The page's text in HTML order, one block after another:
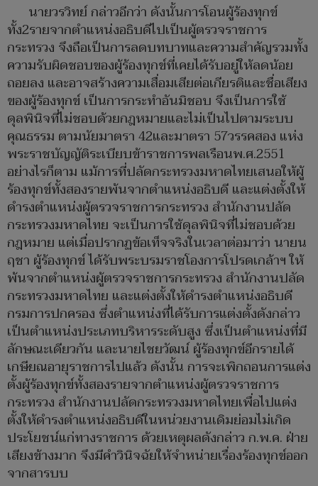
นายวรวิทย์ กล่าวอีกว่า ดังนั้นการโอนผู้ร้องทุกข์
ทั้ง2รายจากตำแหน่งอธิบดีไปเป็นผู้ตรวจราชการ
กระทรวง จึงถือเป็นการลดบทบาทและความสำคัญรวมทั้ง
ความรับผิดชอบของผู้ร้องทุกข์ที่เคยได้รับอยู่ให้ลดน้อย
ถอยลง และอาจสร้างความเสื่อมเสียต่อเกียรติและชื่อเสียง
ของผู้ร้องทุกข์ เป็นการกระทำอันมิชอบ จึงเป็นการใช้
ดุลพินิจที่ไม่ชอบด้วยกฎหมายและไม่เป็นไปตามระบบ
คุณธรรม ตามนัยมาตรา 42และมาตรา 57วรรคสอง แห่ง
พระราชบัญญัติระเบียบข้าราชการพลเรือนพ.ศ.2551
อย่างไรก็ตาม แม้การที่ปลัดกระทรวงมหาดไทยเสนอให้ผู้
ร้องทุกข์ทั้งสองรายพ้นจากตำแหน่งอธิบดี และแต่งตั้งให้
ดำรงตำแหน่งผู้ตรวจราชการกระทรวง สำนักงานปลัด
กระทรวงมหาดไทย จะเป็นการใช้ดุลพินิจที่ไม่ชอบด้วย
กฎหมาย แต่เมื่อปรากฏข้อเท็จจริงในเวลาต่อมาว่า นายน
ฤชา ผู้ร้องทุกข์ ได้รับพระบรมราชโองการโปรดเกล้าฯ ให้
พ้นจากตำแหน่งผู้ตรวจราชการกระทรวง สำนักงานปลัด
กระทรวงมหาดไทย และแต่งตั้งให้ดำรงตำแหน่งอธิบดี
กรมการปกครอง ซึ่งตำแหน่งที่ได้รับการแต่งตั้งดังกล่าว
เป็นตำแหน่งประเภทบริหารระดับสูง ซึ่งเป็นตำแหน่งที่มี
ลักษณะเดียวกัน และนายไชยวัฒน์ ผู้ร้องทุกข์อีกรายได้
เกษียณอายุราชการไปแล้ว ดังนั้น การจะเพิกถอนการแต่ง
ตั้งผู้ร้องทุกข์ทั้งสองรายจากตำแหน่งผู้ตรวจราชการ
กระทรวง สำนักงานปลัดกระทรวงมหาดไทยเพื่อไปแต่ง
ตั้งให้ดำรงตำแหน่งอธิบดีในหน่วยงานเดิมย่อมไม่เกิด
ประโยชน์แก่ทางราชการ ด้วยเหตุผลดังกล่าว ก.พ.ค. ฝ่าย
เสียงข้างมาก จึงมีคำวินิจฉัยให้จำหน่ายเรื่องร้องทุกข์ออก
จากสารบบ